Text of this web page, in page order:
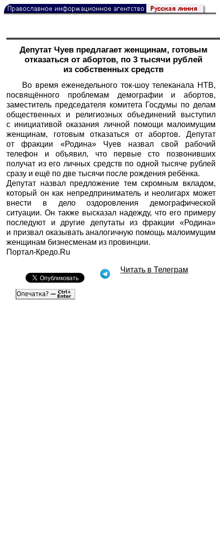
Депутат Чуев предлагает женщинам, готовым
отказаться от абортов, по 3 тысячи рублей
из собственных средств
Во время еженедельного ток-шоу телеканала НТВ,
посвящённого проблемам демографии и абортов,
заместитель председателя комитета Госдумы по делам
общественных и религиозных объединений выступил
с инициативой оказания личной помощи малоимущим
женщинам, готовым отказаться от абортов. Депутат
от фракции «Родина» Чуев назвал свой рабочий
телефон и объявил, что первые сто позвонивших
получат из его личных средств по одной тысяче рублей
сразу и ещё по две тысячи после рождения ребёнка.
Депутат назвал предложение тем скромным вкладом,
который он как непредприниматель и неолигарх может
внести в дело оздоровления демографической
ситуации. Он также высказал надежду, что его примеру
последуют и другие депутаты из фракции «Родина»
и призвал оказывать аналогичную помощь малоимущим
женщинам бизнесменам из провинции.
Портал-Кредо.Ru
Читать в Телеграм